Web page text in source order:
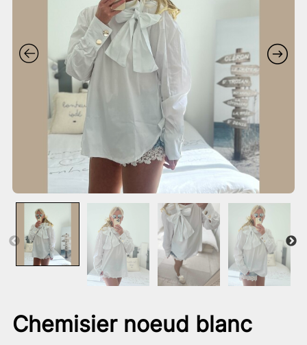
Chemisier noeud blanc